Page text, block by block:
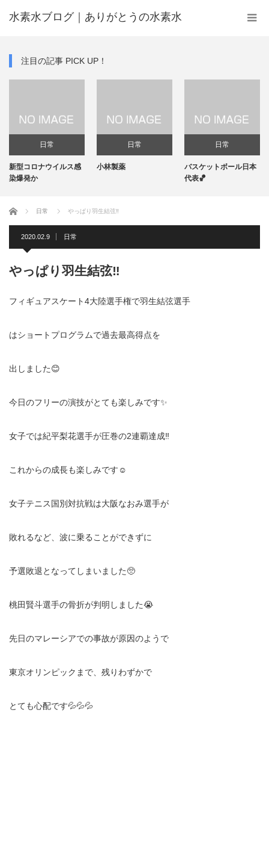
水素水ブログ｜ありがとうの水素水
注目の記事 PICK UP！
日常
型コロナウイルス感
爆発か
日常
小林製薬
日常
バスケットボール日本
代表🏀
ホーム 日常 やっぱり羽生結弦‼️
2020.02.9 日常
やっぱり羽生結弦‼️
フィギュアスケート4大陸選手権で羽生結弦選手
はショートプログラムで過去最高得点を
出しました😊
今日のフリーの演技がとても楽しみです✨
女子では紀平梨花選手が圧巻の2連覇達成‼️
これからの成長も楽しみです☺️
女子テニス国別対抗戦は大阪なおみ選手が
敗れるなど、波に乗ることができずに
予選敗退となってしまいました🥺
桃田賢斗選手の骨折が判明しました😭
先日のマレーシアでの事故が原因のようで
東京オリンピックまで、残りわずかで
とても心配です💦💦💦